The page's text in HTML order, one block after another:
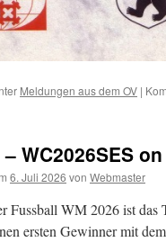
Meldungen aus dem OV |
– WC2026SES
6. Juli 2026 von Webmaster
Fussball WM 2026 ist das
ersten Gewinner mit